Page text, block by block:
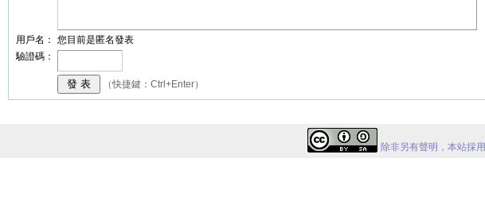
用戶名：
您目前是匿名發表
驗證碼：
（快捷鍵：Ctrl+Enter）
除非另有聲明， 本站採用